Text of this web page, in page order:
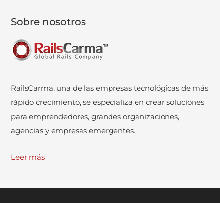
Sobre nosotros
RailsCarma, una de las empresas tecnológicas de más
rápido crecimiento, se especializa en crear soluciones
para emprendedores, grandes organizaciones,
agencias y empresas emergentes.
Leer más